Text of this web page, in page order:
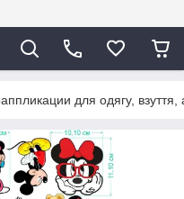
для одягу, взуття,